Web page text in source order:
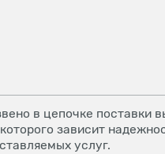
в цепочке поставки
зависит
услуг.